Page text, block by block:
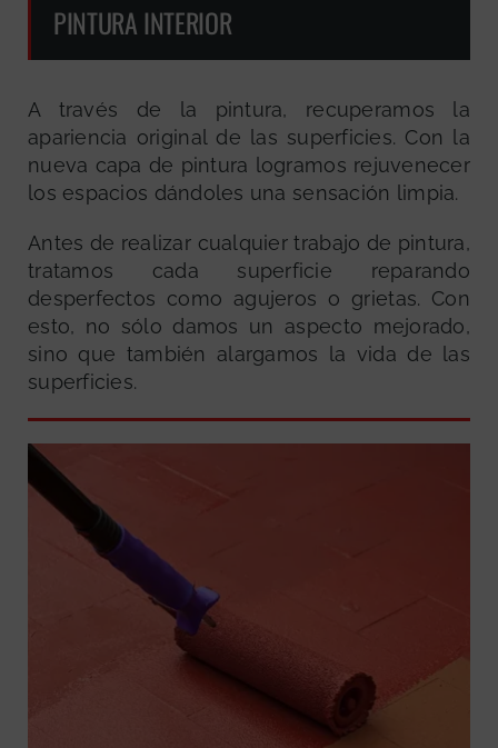
PINTURA INTERIOR
A través de la pintura, recuperamos la
apariencia original de las superficies. Con la
nueva capa de pintura logramos rejuvenecer
los espacios dándoles una sensación limpia.
Antes de realizar cualquier trabajo de pintura,
tratamos cada superficie reparando
desperfectos como agujeros o grietas. Con
esto, no sólo damos un aspecto mejorado,
sino que también alargamos la vida de las
superficies.